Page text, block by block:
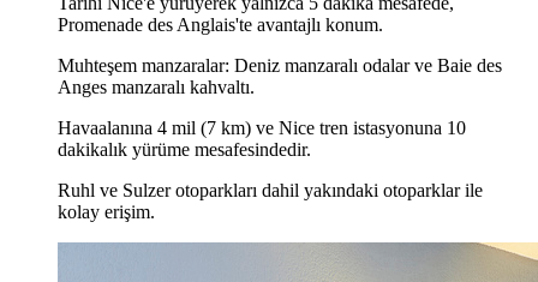
Promenade des Anglais'te avantajlı konum.
Muhteşem manzaralar: Deniz manzaralı odalar ve Baie des
Anges manzaralı kahvaltı.
Havaalanına 4 mil (7 km) ve Nice tren istasyonuna 10
dakikalık yürüme mesafesindedir.
Ruhl ve Sulzer otoparkları dahil yakındaki otoparklar ile
kolay erişim.